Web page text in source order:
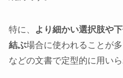
特に、
より細かい選択肢や
結ぶ場合に使われることが
などの文書で定型的に用いら